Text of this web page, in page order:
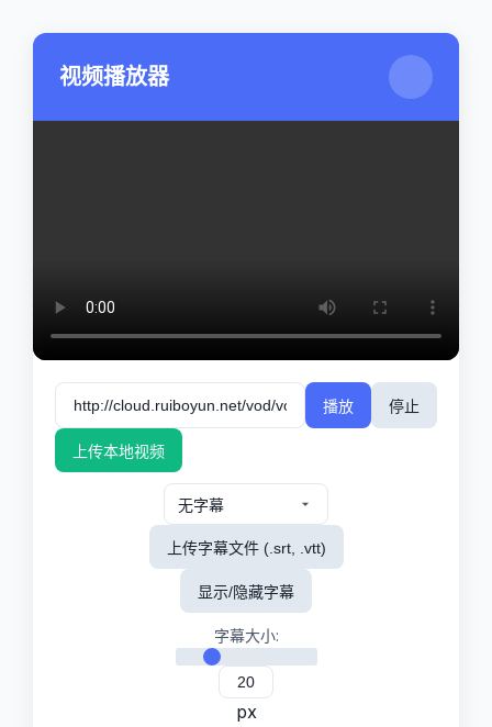
视频播放器
播放 停止
上传本地视频
上传字幕文件 (.srt, .vtt)
显示/隐藏字幕
字幕大小:
px